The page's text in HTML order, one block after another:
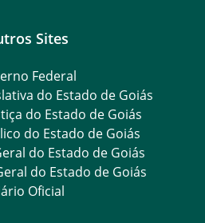
Sites
Federal
do Estado de Goiás
do Estado de Goiás
do Estado de Goiás
do Estado de Goiás
do Estado de Goiás
Oficial